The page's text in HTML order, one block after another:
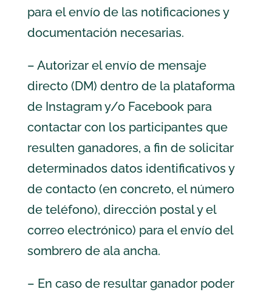
para el envío de las notificaciones y
documentación necesarias.
– Autorizar el envío de mensaje
directo (DM) dentro de la plataforma
de Instagram y/o Facebook para
contactar con los participantes que
resulten ganadores, a fin de solicitar
determinados datos identificativos y
de contacto (en concreto, el número
de teléfono), dirección postal y el
correo electrónico) para el envío del
sombrero de ala ancha.
– En caso de resultar ganador poder